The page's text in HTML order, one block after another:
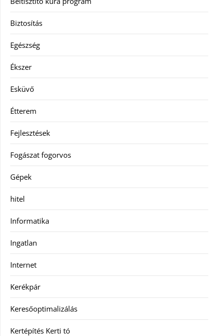
Biztosítás
Egészség
Ékszer
Esküvő
Étterem
Fejlesztések
Fogászat fogorvos
Gépek
hitel
Informatika
Ingatlan
Internet
Kerékpár
Keresőoptimalizálás
Kertépítés Kerti tó